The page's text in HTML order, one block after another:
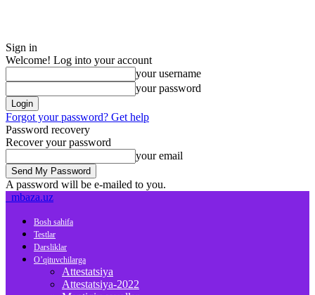
Sign in
Welcome! Log into your account
your username
your password
Forgot your password? Get help
Password recovery
Recover your password
your email
A password will be e-mailed to you.
mbaza.uz
Bosh sahifa
Testlar
Darsliklar
O’qituvchilarga
Attestatsiya
Attestatsiya-2022